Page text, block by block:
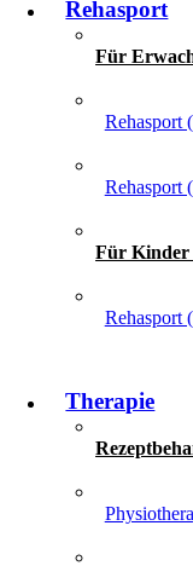
Rehasport
Für
Rehasport
Rehasport
Für Kinder
Rehasport
Therapie